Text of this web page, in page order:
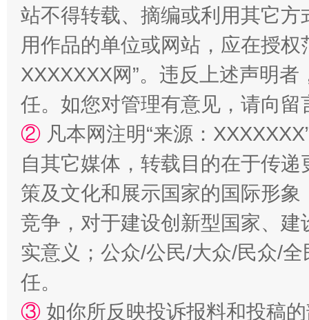
漫山遍野的桃花与雪山、麦地、白藏房 除
站不得转载、摘编或利用其它
用作品的单位或网站，应在授
XXXXXXX网”。违反上述声明
任。如您对管理有意见，请向
② 凡本网注明“来源：
自其它媒体，转载目的在于传
策及文化和展示国家的国际形
竞争，对于建设创新型国家、
实意义；公众/公民/大众/民众/
任。
③ 如你所反映投诉报料和投稿